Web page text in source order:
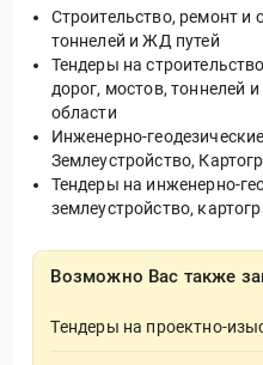
Строительство, ремонт и
тоннелей и ЖД путей
Тендеры на
дорог, мостов, тоннелей
области
Инженерно-
Землеустройство,
Тендеры на инженерно-
землеустройство,
Возможно Вас также
Тендеры на проектно-